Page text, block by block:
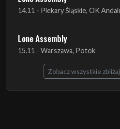
15.11 - Warszawa, Potok